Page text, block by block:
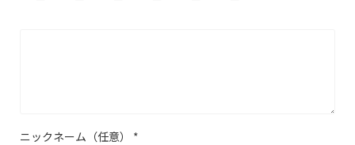
ニックネーム（任意） *